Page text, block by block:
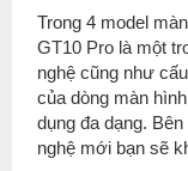
Trong 4 model
GT10 Pro là một
nghệ cũng như
của dòng màn
dụng đa dạng.
nghệ mới bạn sẽ